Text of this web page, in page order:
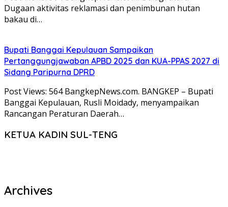
Dugaan aktivitas reklamasi dan penimbunan hutan
bakau di…
Bupati Banggai Kepulauan Sampaikan
Pertanggungjawaban APBD 2025 dan KUA-PPAS 2027 di
Sidang Paripurna DPRD
Post Views: 564 BangkepNews.com. BANGKEP – Bupati
Banggai Kepulauan, Rusli Moidady, menyampaikan
Rancangan Peraturan Daerah…
KETUA KADIN SUL-TENG
Archives